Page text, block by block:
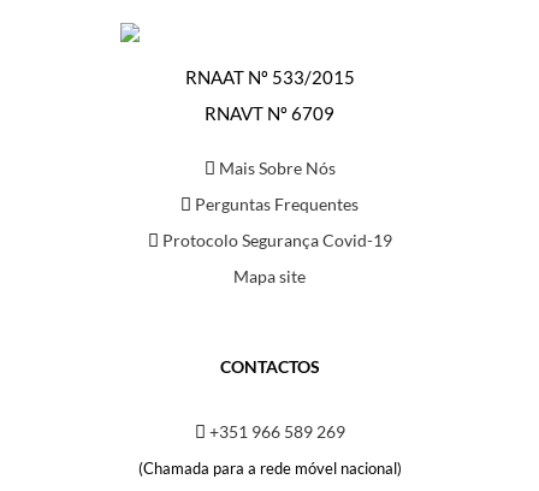
RNAAT Nº 533/2015
RNAVT Nº 6709
Mais Sobre Nós
Perguntas Frequentes
Protocolo Segurança Covid-19
Mapa site
CONTACTOS
+351 966 589 269
(Chamada para a rede móvel nacional)